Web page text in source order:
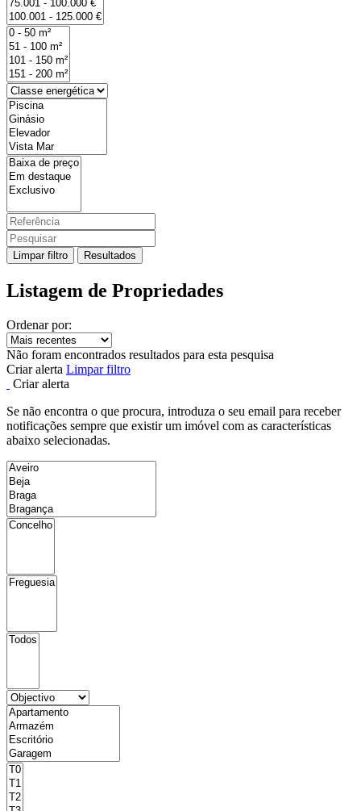
Limpar filtro Resultados
Listagem de Propriedades
Ordenar por:
Não foram encontrados resultados para esta pesquisa
Criar alerta Limpar filtro
Criar alerta
Se não encontra o que procura, introduza o seu email para receber
notificações sempre que existir um imóvel com as características
abaixo selecionadas.